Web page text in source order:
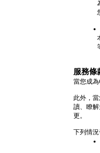
服務條
當您成
此外，
讀、瞭
更。
下列情